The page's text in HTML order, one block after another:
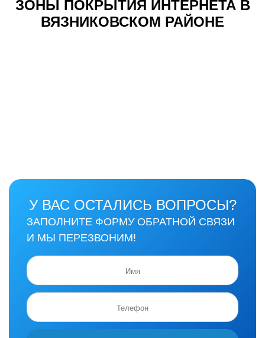
ЗОНЫ ПОКРЫТИЯ ИНТЕРНЕТА В
ВЯЗНИКОВСКОМ РАЙОНЕ
У ВАС ОСТАЛИСЬ ВОПРОСЫ?
ЗАПОЛНИТЕ ФОРМУ ОБРАТНОЙ СВЯЗИ
И МЫ ПЕРЕЗВОНИМ!